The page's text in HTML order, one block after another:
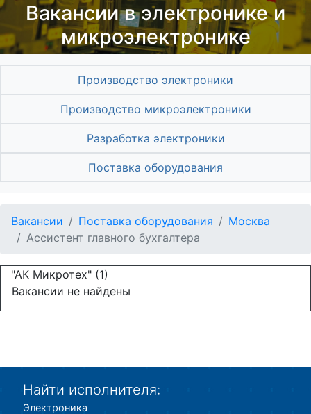
Вакансии в электронике и
микроэлектронике
Производство электроники
Производство микроэлектроники
Разработка электроники
Поставка оборудования
Вакансии Поставка оборудования
Москва
Ассистент главного бухгалтера
"АК Микротех" (1)
Вакансии не найдены
Найти исполнителя:
Электроника